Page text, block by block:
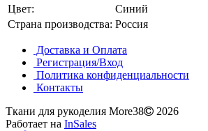
Цвет:
Синий
Страна производства: Россия
Доставка и Оплата
Регистрация/Вход
Политика конфиденциальности
Контакты
Ткани для рукоделия More38
2026
Работает на InSales